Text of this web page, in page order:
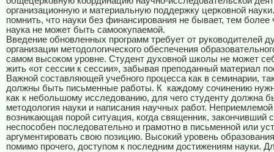
организационную и материальную поддержку церковной
помнить, что науки без финансирования не бывает, тем более
наука не может быть самоокупаемой.
Введение обновленных программ требует от руководителей
организации методологического обеспечения
самом высоком уровне. Студент духовной школы не может
жить «от сессии к сессии», забывая преподанный материал
Важной составляющей учебного процесса как в семинарии,
должны быть письменные работы. К
каждому сочинению
как к небольшому исследованию, для чего студенту должна
методология науки и написания научных работ.
возникающая порой ситуация, когда священник, закончивший
неспособен последовательно и грамотно в письменной или
аргументировать свою позицию. Высокий уровень
помимо прочего, доступом к последним достижениям науки.